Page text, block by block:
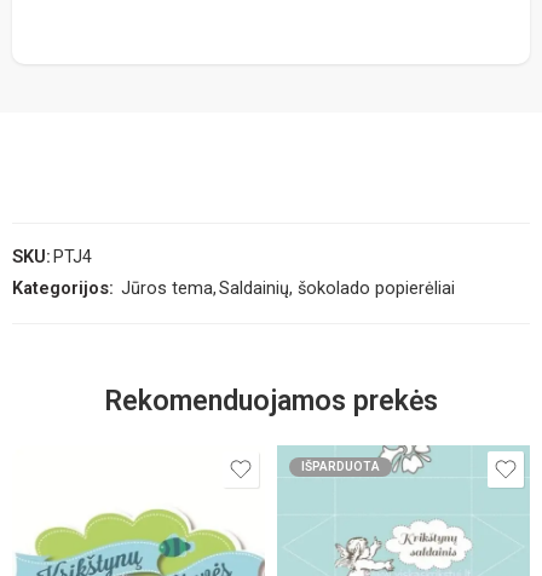
SKU: PTJ4
Kategorijos: Jūros tema,Saldainių, šokolado popierėliai
Rekomenduojamos prekės
IŠPARDUOTA